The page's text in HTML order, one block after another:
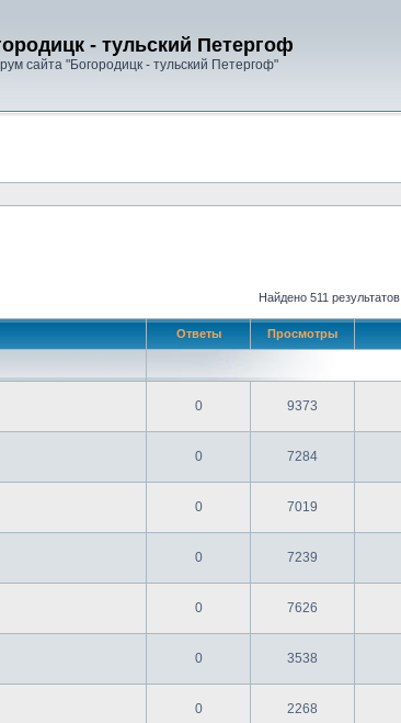
- тульский Петергоф
сайта "Богородицк - тульский Петергоф"
Найдено 511 результатов
Ответы Просмотры
0 9373
0 7284
0 7019
0 7239
0 7626
0 3538
0 2268